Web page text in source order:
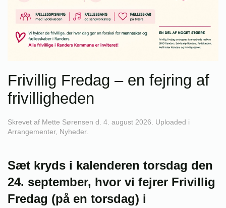
Frivillig Fredag – en fejring af
frivilligheden
Skrevet af Mette Sørensen d. 4. august 2026. Uploaded i
Arrangementer, Nyheder.
Sæt kryds i kalenderen torsdag den
24. september, hvor vi fejrer Frivillig
Fredag (på en torsdag) i